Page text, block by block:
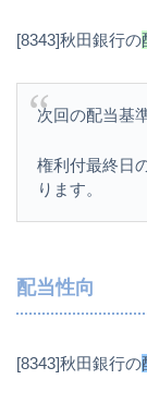
[8343]秋田銀行の
次回の配当基
権利付最終日
ります。
配当性向
[8343]秋田銀行の